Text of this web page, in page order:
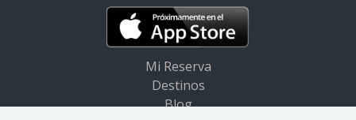
Mi Reserva
Destinos
Blog